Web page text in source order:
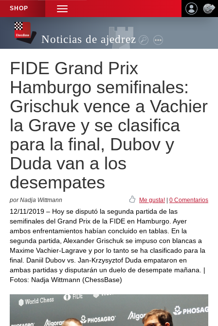
SHOP
TOGGLE
NAVIGATION
Noticias de ajedrez
FIDE Grand Prix
Hamburgo semifinales:
Grischuk vence a Vachier
la Grave y se clasifica
para la final, Dubov y
Duda van a los
desempates
por Nadja Wittmann Me gusta! 0 Comentarios
12/11/2019 – Hoy se disputó la segunda partida de las
semifinales del Grand Prix de la FIDE en Hamburgo. Ayer
ambos enfrentamientos habían concluido en tablas. En la
segunda partida, Alexander Grischuk se impuso con blancas a
Maxime Vachier-Lagrave y por lo tanto se ha clasificado para la
final. Daniil Dubov vs. Jan-Krzysyztof Duda empataron en
ambas partidas y disputarán un duelo de desempate mañana. |
Fotos: Nadja Wittmann (ChessBase)